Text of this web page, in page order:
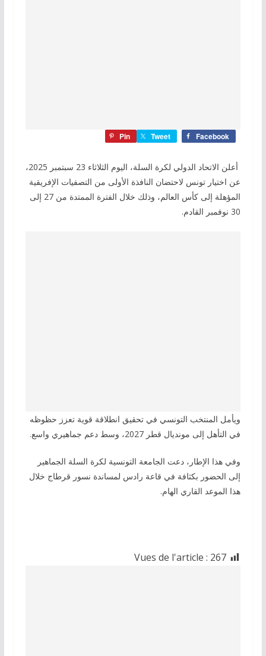
Facebook
Tweet
Pin
أعلن الاتحاد الدولي لكرة السلة، اليوم الثلاثاء 23 سبتمبر 2025،
عن اختيار تونس لاحتضان النافذة الأولى من التصفيات الإفريقية
المؤهلة إلى كأس العالم، وذلك خلال الفترة الممتدة من 27 إلى
30 نوفمبر القادم.
ويأمل المنتخب التونسي في تحقيق انطلاقة قوية تعزز حظوظه
في التأهل إلى مونديال قطر 2027، وسط دعم جماهيري واسع.
وفي هذا الإطار، دعت الجامعة التونسية لكرة السلة الجماهير
إلى الحضور بكثافة في قاعة رادس لمساندة نسور قرطاج خلال
هذا الموعد القاري الهام.
Vues de l'article : 267